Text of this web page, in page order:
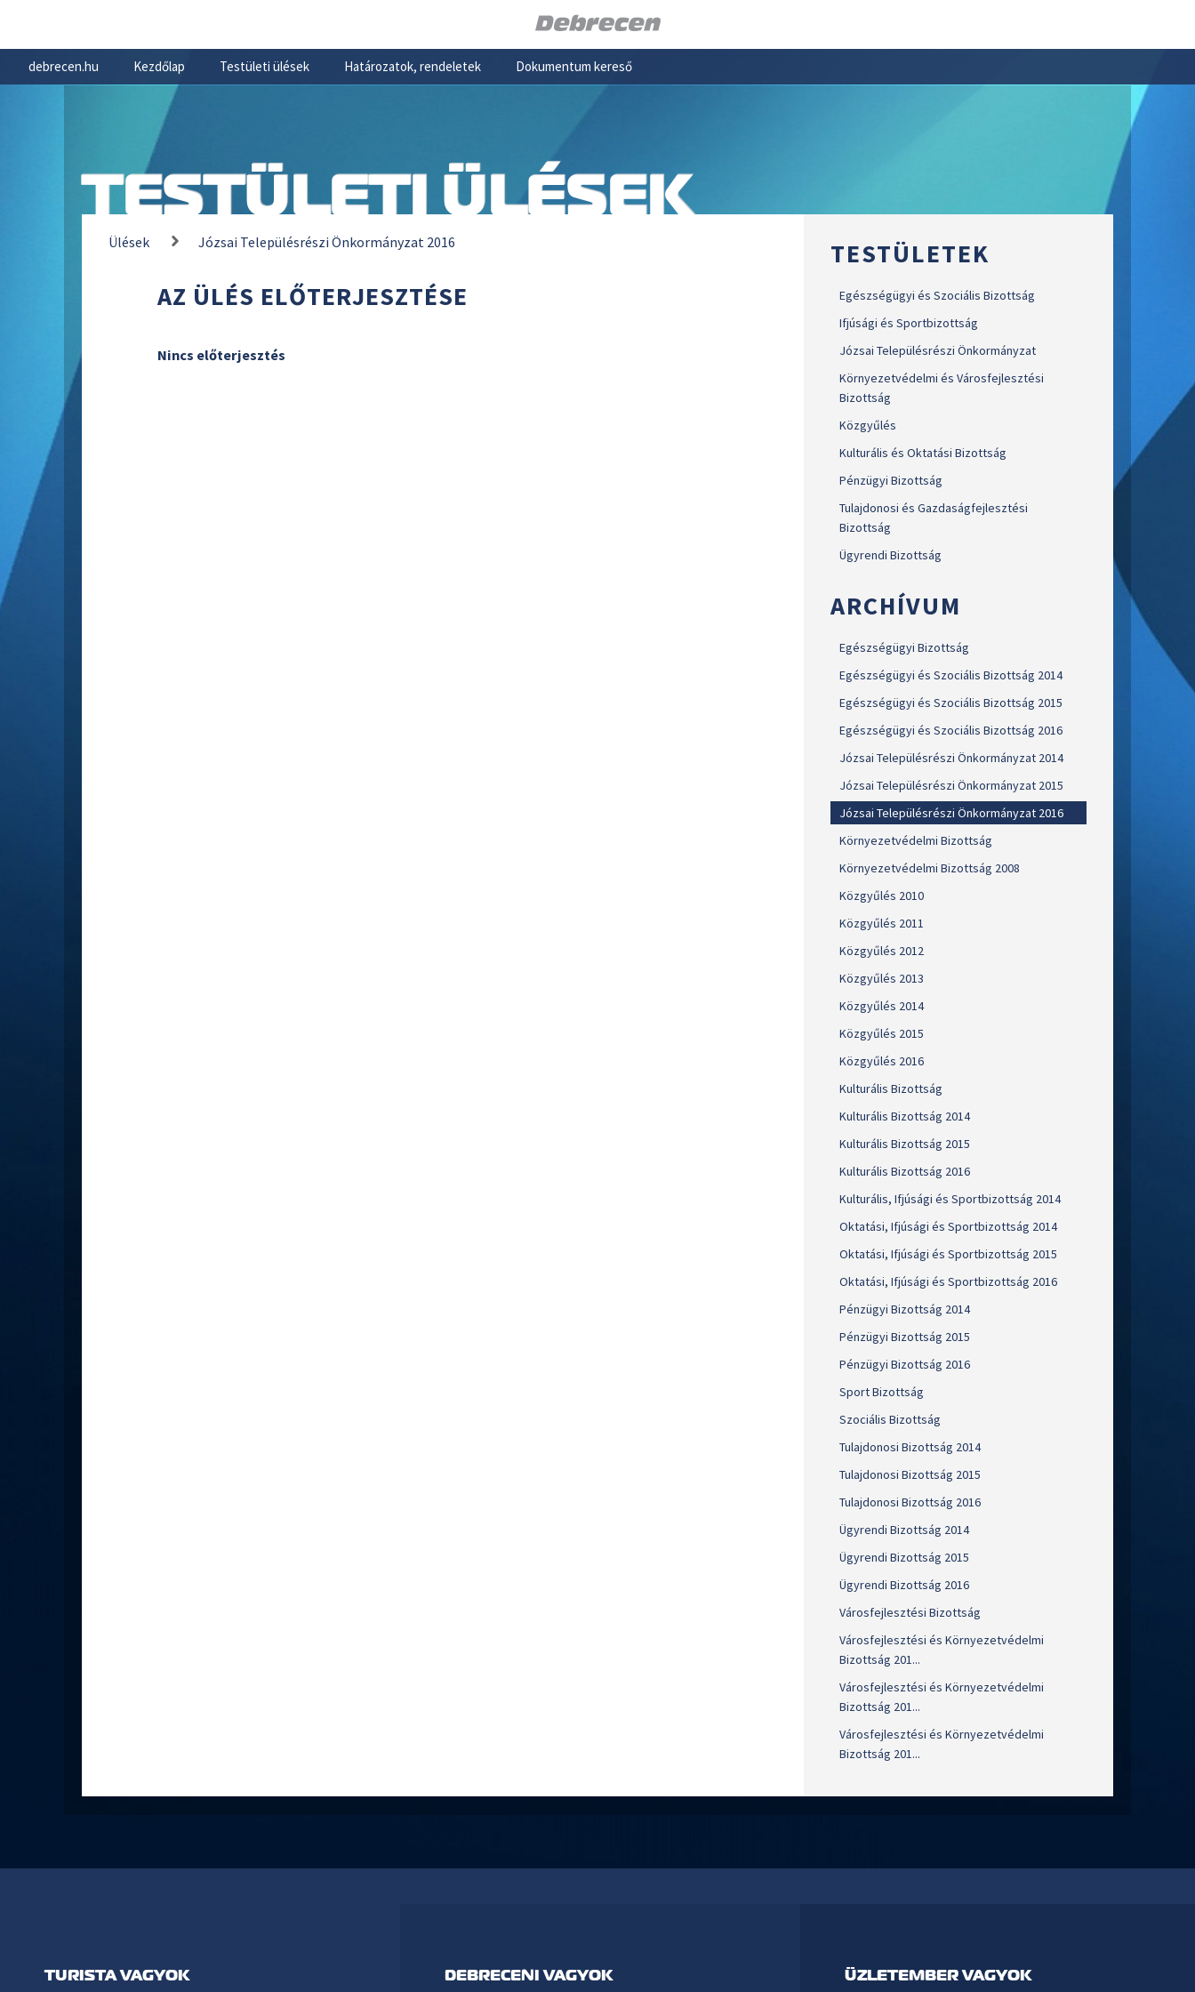
debrecen.hu Kezdőlap Testületi ülések Határozatok, rendeletek Dokumentum kereső
TESTÜLETI ÜLÉSEK
Ülések Józsai Településrészi Önkormányzat 2016
AZ ÜLÉS ELŐTERJESZTÉSE
Nincs előterjesztés
TESTÜLETEK
Egészségügyi és Szociális Bizottság
Ifjúsági és Sportbizottság
Józsai Településrészi Önkormányzat
Környezetvédelmi és Városfejlesztési
Bizottság
Közgyűlés
Kulturális és Oktatási Bizottság
Pénzügyi Bizottság
Tulajdonosi és Gazdaságfejlesztési
Bizottság
Ügyrendi Bizottság
ARCHÍVUM
Egészségügyi Bizottság
Egészségügyi és Szociális Bizottság 2014
Egészségügyi és Szociális Bizottság 2015
Egészségügyi és Szociális Bizottság 2016
Józsai Településrészi Önkormányzat 2014
Józsai Településrészi Önkormányzat 2015
Józsai Településrészi Önkormányzat 2016
Környezetvédelmi Bizottság
Környezetvédelmi Bizottság 2008
Közgyűlés 2010
Közgyűlés 2011
Közgyűlés 2012
Közgyűlés 2013
Közgyűlés 2014
Közgyűlés 2015
Közgyűlés 2016
Kulturális Bizottság
Kulturális Bizottság 2014
Kulturális Bizottság 2015
Kulturális Bizottság 2016
Kulturális, Ifjúsági és Sportbizottság 2014
Oktatási, Ifjúsági és Sportbizottság 2014
Oktatási, Ifjúsági és Sportbizottság 2015
Oktatási, Ifjúsági és Sportbizottság 2016
Pénzügyi Bizottság 2014
Pénzügyi Bizottság 2015
Pénzügyi Bizottság 2016
Sport Bizottság
Szociális Bizottság
Tulajdonosi Bizottság 2014
Tulajdonosi Bizottság 2015
Tulajdonosi Bizottság 2016
Ügyrendi Bizottság 2014
Ügyrendi Bizottság 2015
Ügyrendi Bizottság 2016
Városfejlesztési Bizottság
Városfejlesztési és Környezetvédelmi
Bizottság 201...
Városfejlesztési és Környezetvédelmi
Bizottság 201...
Városfejlesztési és Környezetvédelmi
Bizottság 201...
TURISTA VAGYOK DEBRECENI VAGYOK ÜZLETEMBER VAGYOK